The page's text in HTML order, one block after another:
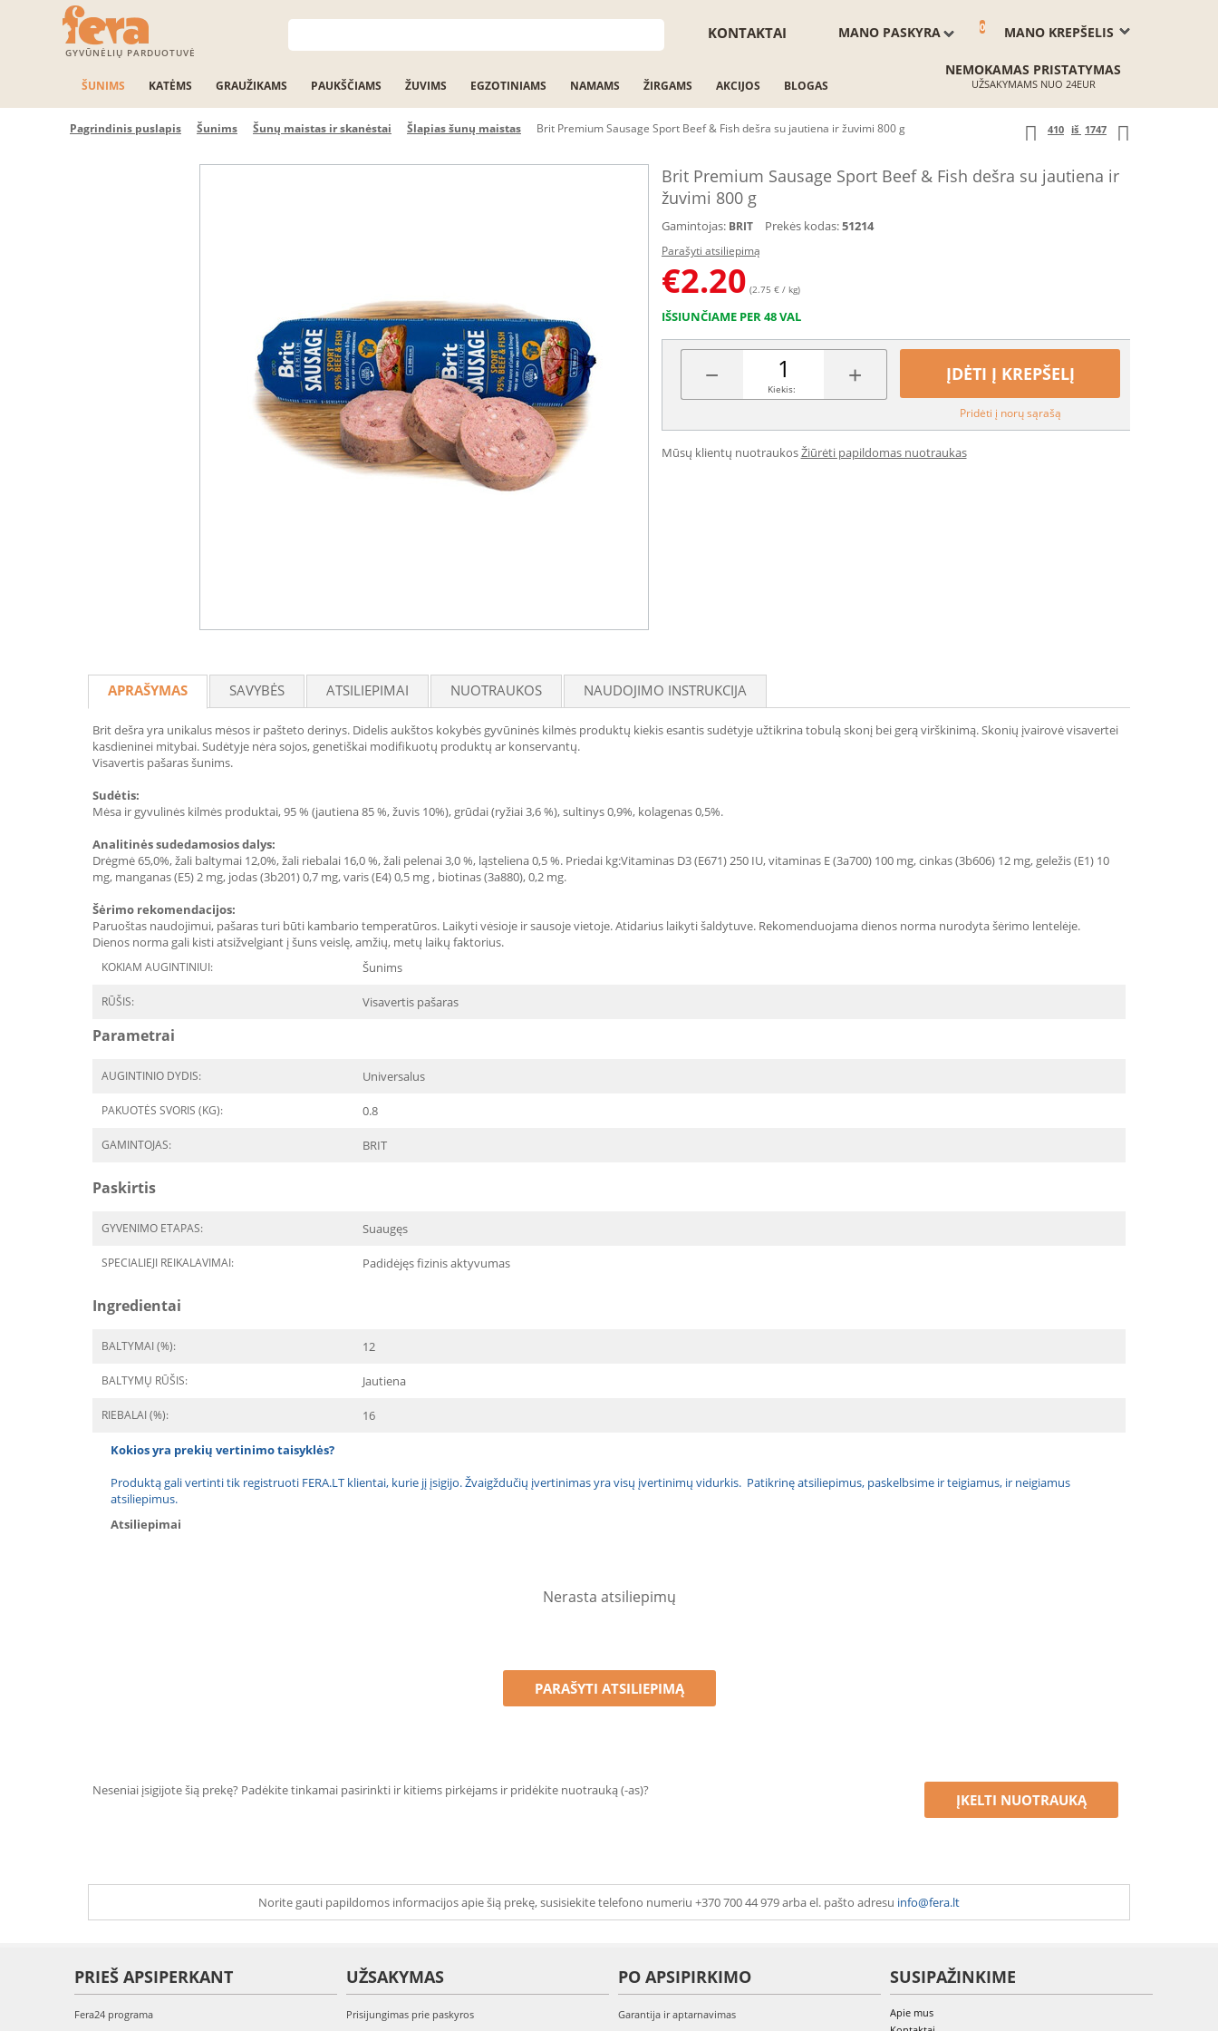
GYVŪNĖLIŲ PARDUOTUVĖ
MANO KREPŠELIS
0
MANO PASKYRA
KONTAKTAI
ŠUNIMS KATĖMS GRAUŽIKAMS PAUKŠČIAMS ŽUVIMS EGZOTINIAMS NAMAMS ŽIRGAMS AKCIJOS BLOGAS
NEMOKAMAS PRISTATYMAS
UŽSAKYMAMS NUO 24EUR
Pagrindinis puslapis Šunims Šunų maistas ir skanėstai Šlapias šunų maistas Brit Premium Sausage Sport Beef & Fish dešra su jautiena ir žuvimi 800 g 410 iš 1747
Brit Premium Sausage Sport Beef & Fish dešra su jautiena ir
žuvimi 800 g
Gamintojas: BRIT Prekės kodas:51214
Parašyti atsiliepimą
€2.20 (2.75 € / kg)
IŠSIUNČIAME PER 48 VAL
− +
Kiekis:
ĮDĖTI Į KREPŠELĮ
Pridėti į norų sąrašą
Mūsų klientų nuotraukosŽiūrėti papildomas nuotraukas
APRAŠYMAS SAVYBĖS ATSILIEPIMAI NUOTRAUKOS NAUDOJIMO INSTRUKCIJA
Brit dešra yra unikalus mėsos ir pašteto derinys. Didelis aukštos kokybės gyvūninės kilmės produktų kiekis esantis sudėtyje užtikrina tobulą skonį bei gerą virškinimą. Skonių įvairovė visavertei
kasdieninei mitybai. Sudėtyje nėra sojos, genetiškai modifikuotų produktų ar konservantų.
Visavertis pašaras šunims.
Sudėtis:
Mėsa ir gyvulinės kilmės produktai, 95 % (jautiena 85 %, žuvis 10%), grūdai (ryžiai 3,6 %), sultinys 0,9%, kolagenas 0,5%.
Analitinės sudedamosios dalys:
Drėgmė 65,0%, žali baltymai 12,0%, žali riebalai 16,0 %, žali pelenai 3,0 %, ląsteliena 0,5 %. Priedai kg:Vitaminas D3 (E671) 250 IU, vitaminas E (3a700) 100 mg, cinkas (3b606) 12 mg, geležis (E1) 10
mg, manganas (E5) 2 mg, jodas (3b201) 0,7 mg, varis (E4) 0,5 mg , biotinas (3a880), 0,2 mg.
Šėrimo rekomendacijos:
Paruoštas naudojimui, pašaras turi būti kambario temperatūros. Laikyti vėsioje ir sausoje vietoje. Atidarius laikyti šaldytuve. Rekomenduojama dienos norma nurodyta šėrimo lentelėje.
Dienos norma gali kisti atsižvelgiant į šuns veislę, amžių, metų laikų faktorius.
KOKIAM AUGINTINIUI: Šunims
RŪŠIS: Visavertis pašaras
Parametrai
AUGINTINIO DYDIS: Universalus
PAKUOTĖS SVORIS (KG): 0.8
GAMINTOJAS: BRIT
Paskirtis
GYVENIMO ETAPAS: Suaugęs
SPECIALIEJI REIKALAVIMAI: Padidėjęs fizinis aktyvumas
Ingredientai
BALTYMAI (%): 12
BALTYMŲ RŪŠIS: Jautiena
RIEBALAI (%): 16
Kokios yra prekių vertinimo taisyklės?
Produktą gali vertinti tik registruoti FERA.LT klientai, kurie jį įsigijo. Žvaigždučių įvertinimas yra visų įvertinimų vidurkis. Patikrinę atsiliepimus, paskelbsime ir teigiamus, ir neigiamus
atsiliepimus.
Atsiliepimai
Nerasta atsiliepimų
PARAŠYTI ATSILIEPIMĄ
Neseniai įsigijote šią prekę? Padėkite tinkamai pasirinkti ir kitiems pirkėjams ir pridėkite nuotrauką (-as)?
ĮKELTI NUOTRAUKĄ
Norite gauti papildomos informacijos apie šią prekę, susisiekite telefono numeriu +370 700 44 979 arba el. pašto adresu info@fera.lt
PRIEŠ APSIPERKANT
Fera24 programa
UŽSAKYMAS
Prisijungimas prie paskyros
PO APSIPIRKIMO
Garantija ir aptarnavimas
SUSIPAŽINKIME
Apie mus